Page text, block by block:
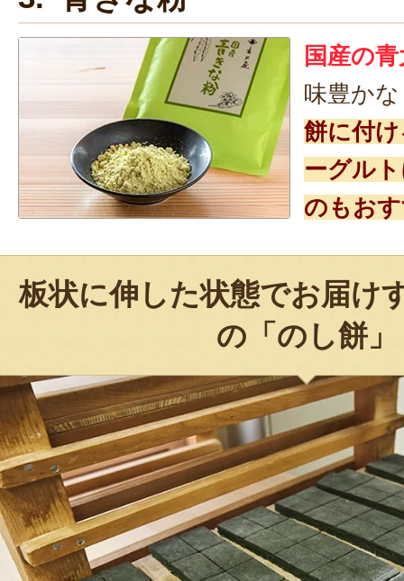
国産の
味豊か
餅に付
ーグル
のもお
板状に伸した状態でお届け
の「のし餅」